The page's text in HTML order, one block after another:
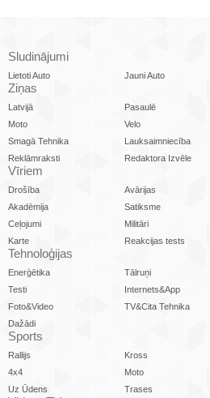
Sludinājumi
Lietoti Auto Jauni Auto
Ziņas
Latvijā Pasaulē
Moto
Velo
Smagā Tehnika
Lauksaimniecība
Reklāmraksti
Redaktora Izvēle
Vīriem
Drošība Avārijas
Akadēmija
Satiksme
Ceļojumi
Militāri
Karte
Reakcijas tests
Tehnoloģijas
Enerģētika Tālruņi
Testi
Internets&App
Foto&Video
TV&Cita Tehnika
Dažādi
Sports
Rallijs Kross
4x4
Moto
Uz Ūdens
Trases